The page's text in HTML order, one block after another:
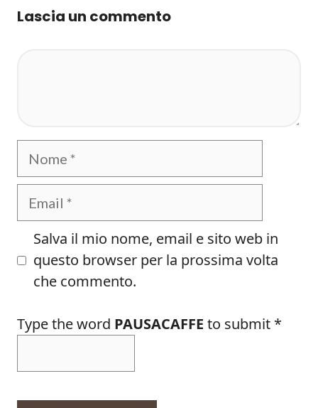
Lascia un commento
Nome
Email
Salva il mio nome, email e sito web in
questo browser per la prossima volta
che commento.
Type the word PAUSACAFFE to submit *